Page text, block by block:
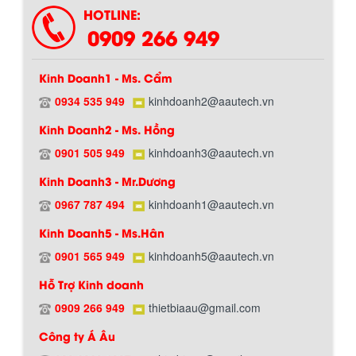
HOTLINE:
0909 266 949
Kinh Doanh1 - Ms. Cẩm
0934 535 949 kinhdoanh2@aautech.vn
Kinh Doanh2 - Ms. Hồng
0901 505 949 kinhdoanh3@aautech.vn
Kinh Doanh3 - Mr.Dương
0967 787 494 kinhdoanh1@aautech.vn
Kinh Doanh5 - Ms.Hân
0901 565 949 kinhdoanh5@aautech.vn
Hỗ Trợ Kinh doanh
0909 266 949 thietbiaau@gmail.com
Công ty Á Âu
Hướng dẫn thanh toán mua hàng
Bồn chứa giải nhiệt sơn, mực in có cấu
tạo gồm 2 lớp inox và được dùng để
làm giảm nhiệt độ của nguyên...
Máy trộn bột khô 500kg được thiết kế
thân bồn nằm ngang, với cánh trộn bột
xoay đảo thuận nghịch. Vật liệu...
MÁY TRỘN BỘT KHÔ 200KG